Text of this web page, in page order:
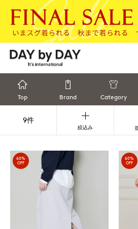
Top Brand Category
9件
絞込み
60%
OFF
60%
OFF